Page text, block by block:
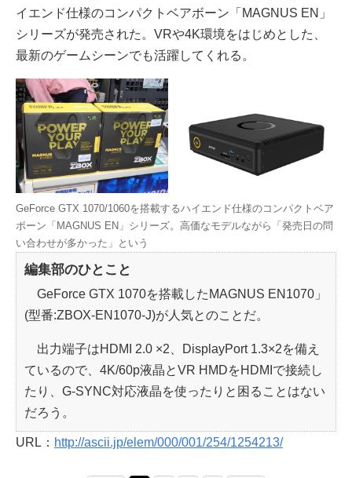
イエンド仕様のコンパクトベアボーン「MAGNUS EN」
シリーズが発売された。VRや4K環境をはじめとした、
最新のゲームシーンでも活躍してくれる。
GeForce GTX 1070/1060を搭載するハイエンド仕様のコンパクトベア
ボーン「MAGNUS EN」シリーズ。高価なモデルながら「発売日の問
い合わせが多かった」という
編集部のひとこと
GeForce GTX 1070を搭載したMAGNUS EN1070」
(型番:ZBOX-EN1070-J)が人気とのことだ。
出力端子はHDMI 2.0 ×2、DisplayPort 1.3×2を備え
ているので、4K/60p液晶とVR HMDをHDMIで接続し
たり、G-SYNC対応液晶を使ったりと困ることはない
だろう。
URL： http://ascii.jp/elem/000/001/254/1254213/